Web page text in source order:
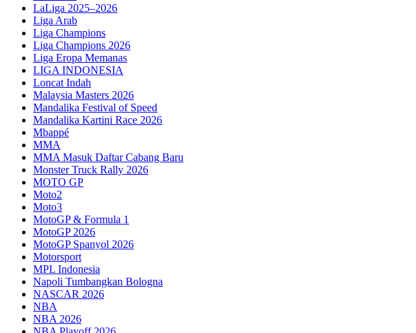
LaLiga 2025–2026
Liga Arab
Liga Champions
Liga Champions 2026
Liga Eropa Memanas
LIGA INDONESIA
Loncat Indah
Malaysia Masters 2026
Mandalika Festival of Speed
Mandalika Kartini Race 2026
Mbappé
MMA
MMA Masuk Daftar Cabang Baru
Monster Truck Rally 2026
MOTO GP
Moto2
Moto3
MotoGP & Formula 1
MotoGP 2026
MotoGP Spanyol 2026
Motorsport
MPL Indonesia
Napoli Tumbangkan Bologna
NASCAR 2026
NBA
NBA 2026